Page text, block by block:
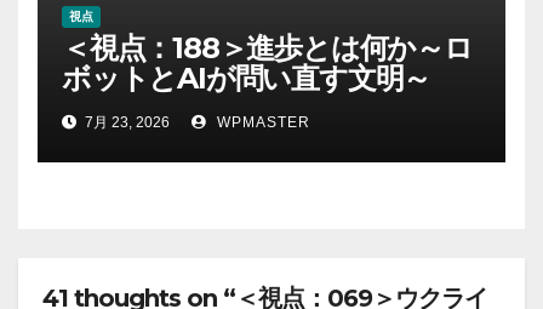
視点
＜視点：188＞進歩とは何か～ロ
ボットとAIが問い直す文明～
7月 23, 2026 WPMASTER
41 thoughts on “＜視点：069＞ウクライ